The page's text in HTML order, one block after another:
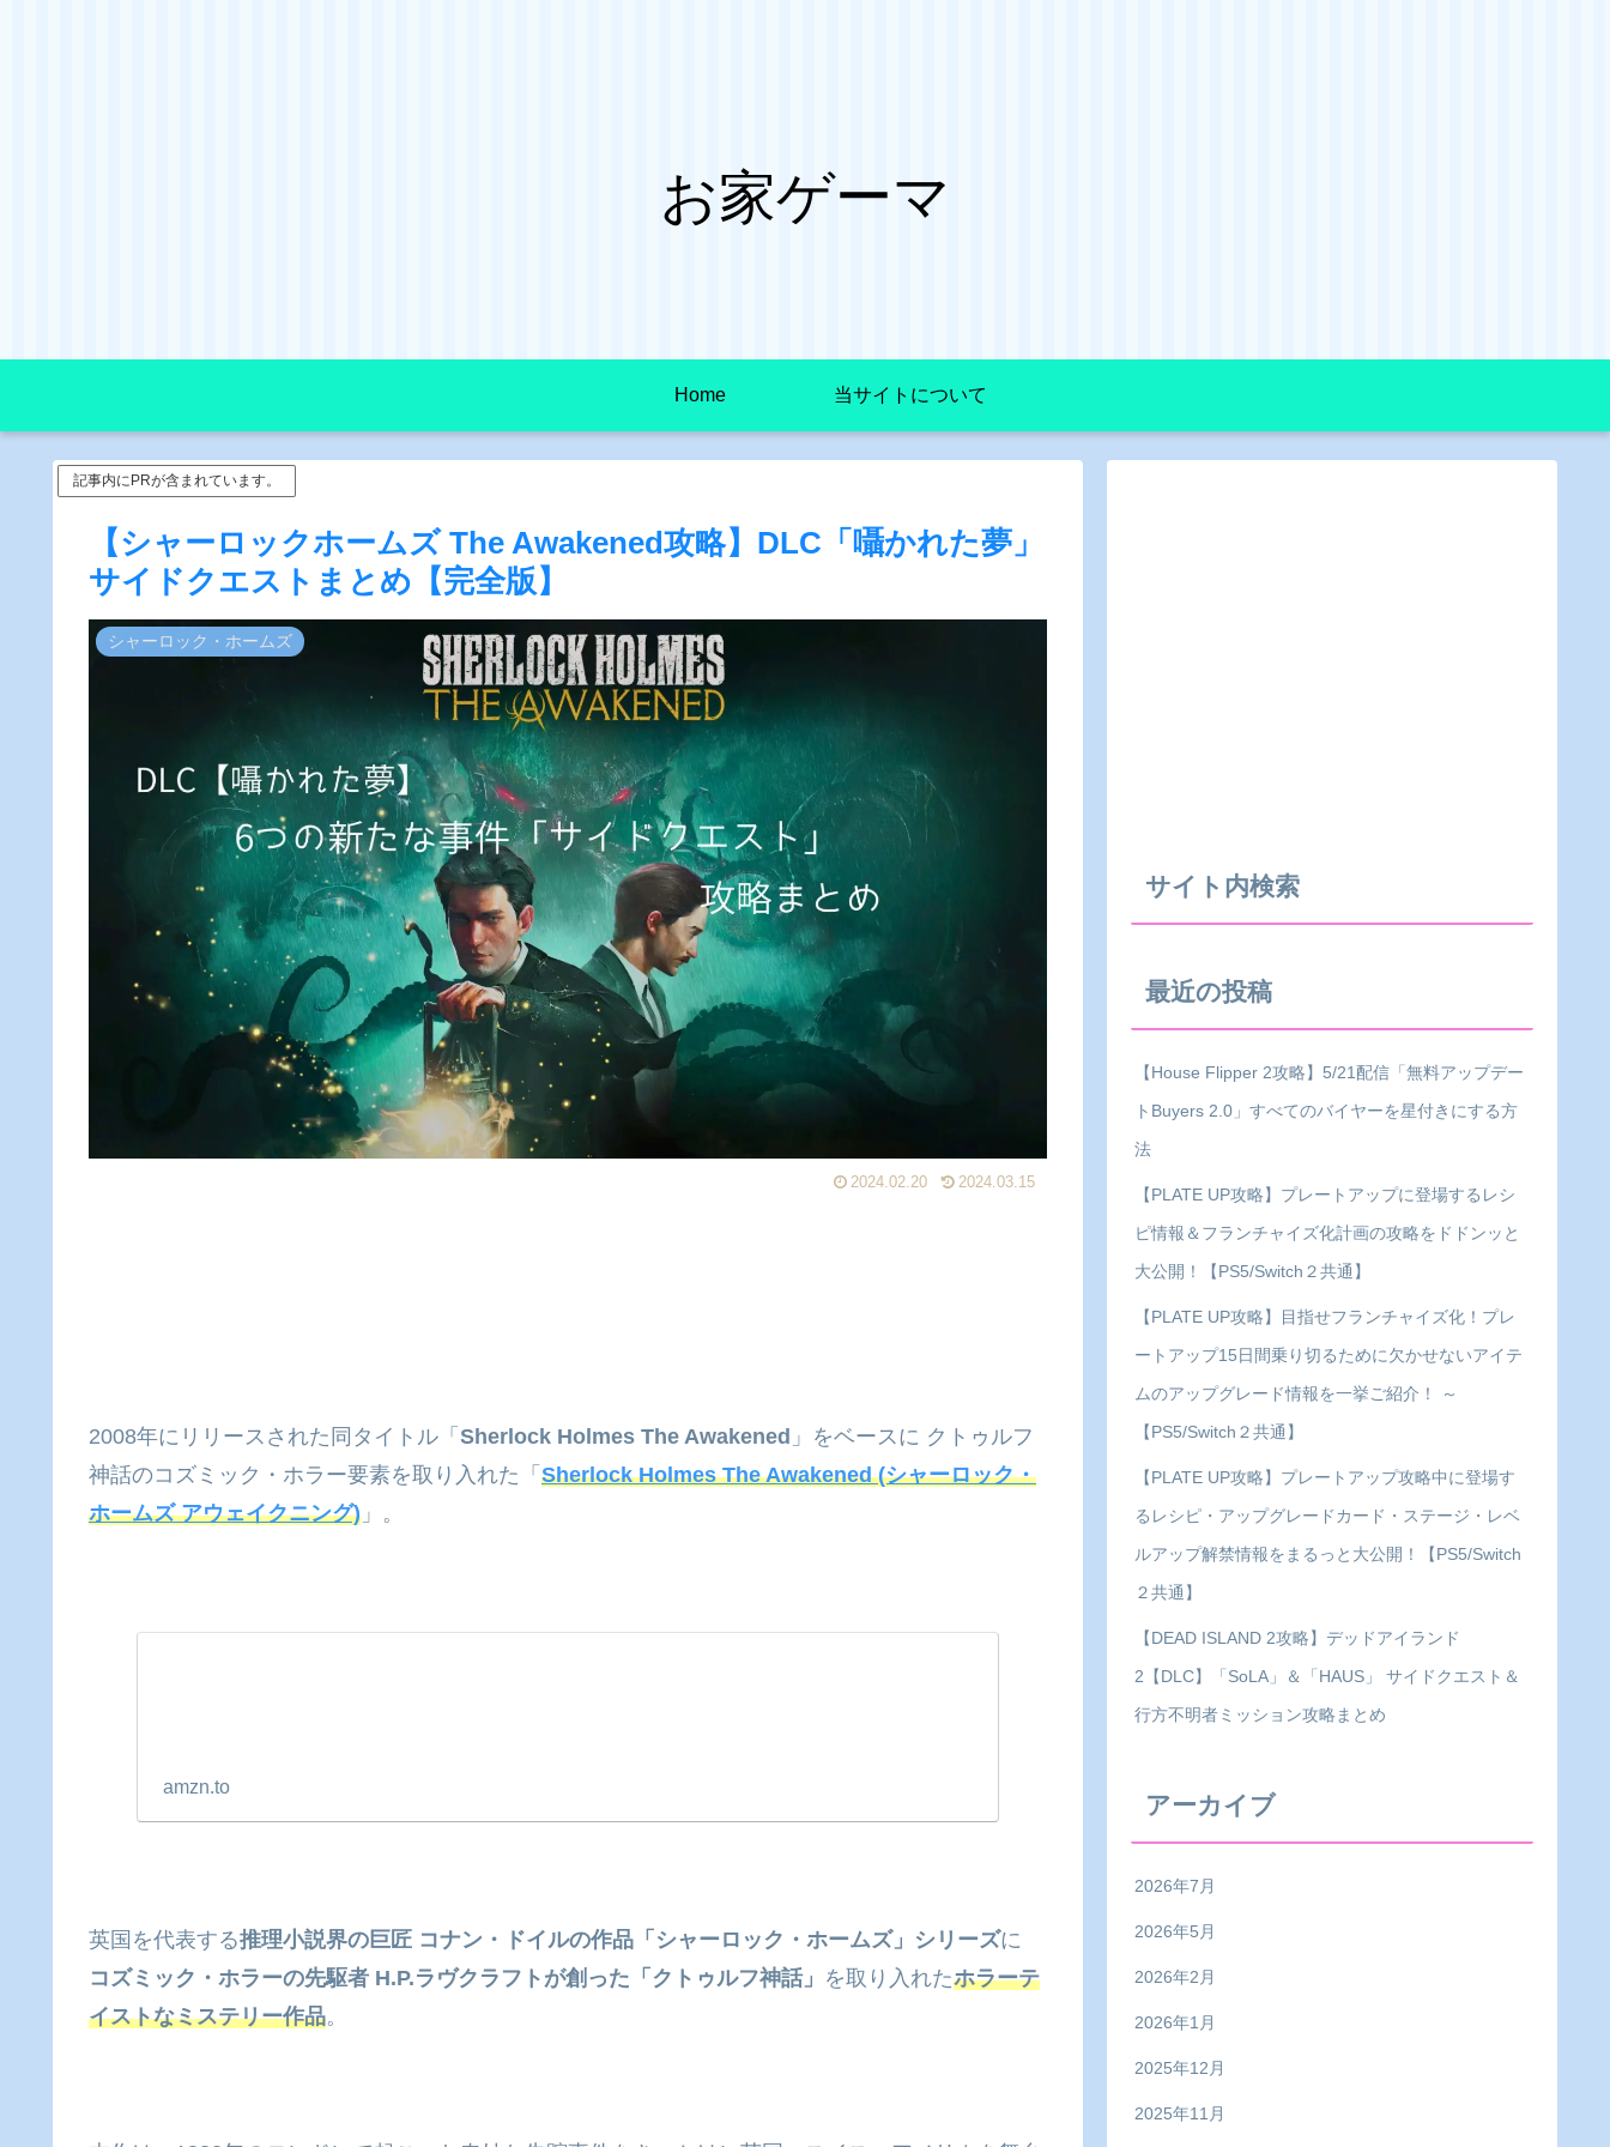
お家ゲーマ
Home 当サイトについて
記事内にPRが含まれています。
【シャーロックホームズ The Awakened攻略】DLC「囁かれた夢」
サイドクエストまとめ【完全版】
シャーロック・ホームズ
2024.02.20 2024.03.15
2008年にリリースされた同タイトル「 Sherlock Holmes The Awakened 」をベースに クトゥルフ
神話のコズミック・ホラー要素を取り入れた「 Sherlock Holmes The Awakened (シャーロック・
ホームズ アウェイクニング) 」。
amzn.to
英国を代表する推理小説界の巨匠 コナン・ドイルの作品「シャーロック・ホームズ」シリーズに
コズミック・ホラーの先駆者 H.P.ラヴクラフトが創った「クトゥルフ神話」 を取り入れたホラーテ
イストなミステリー作品。
サイト内検索
最近の投稿
【House Flipper 2攻略】5/21配信「無料アップデー
トBuyers 2.0」すべてのバイヤーを星付きにする方
法
【PLATE UP攻略】プレートアップに登場するレシ
ピ情報＆フランチャイズ化計画の攻略をドドンッと
大公開！【PS5/Switch２共通】
【PLATE UP攻略】目指せフランチャイズ化！プレ
ートアップ15日間乗り切るために欠かせないアイテ
ムのアップグレード情報を一挙ご紹介！ ～
【PS5/Switch２共通】
【PLATE UP攻略】プレートアップ攻略中に登場す
るレシピ・アップグレードカード・ステージ・レベ
ルアップ解禁情報をまるっと大公開！【PS5/Switch
２共通】
【DEAD ISLAND 2攻略】デッドアイランド
2【DLC】「SoLA」＆「HAUS」 サイドクエスト＆
行方不明者ミッション攻略まとめ
アーカイブ
2026年7月
2026年5月
2026年2月
2026年1月
2025年12月
2025年11月